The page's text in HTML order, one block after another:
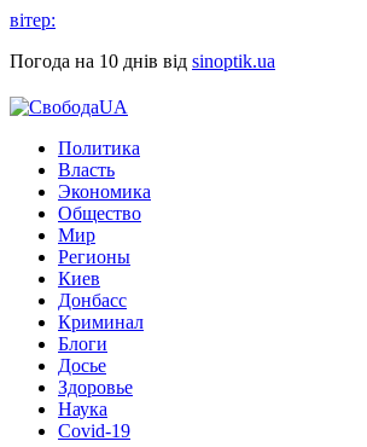
вітер:
Погода на 10 днів від sinoptik.ua
Политика
Власть
Экономика
Общество
Мир
Регионы
Киев
Донбасс
Криминал
Блоги
Досье
Здоровье
Наука
Covid-19